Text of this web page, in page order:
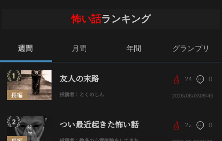
怖い話ランキング
週間 月間 年間 グランプリ
長編
友人の末路
投稿者：とくのしん
24 0
2026/08/0309:45
つい最近起きた怖い話 22 0